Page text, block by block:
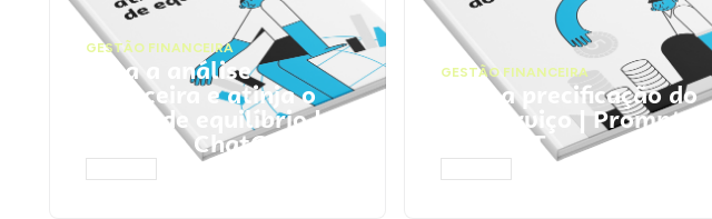
GESTÃO FINANCEIRA
Faça a análise
financeira e atinja o
ponto de equilíbrio |
Prompts ChatGPT
GESTÃO FINANCEIRA
Faça a precificação do
seu serviço | Prompts
ChatGPT